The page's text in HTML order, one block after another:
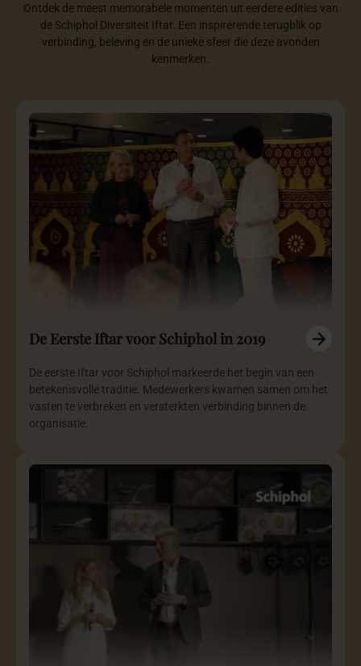
Ontdek de meest memorabele momenten uit eerdere edities van
de Schiphol Diversiteit Iftar. Een inspirerende terugblik op
verbinding, beleving en de unieke sfeer die deze avonden
kenmerken.
De Eerste Iftar voor Schiphol in 2019
De eerste Iftar voor Schiphol markeerde het begin van een
betekenisvolle traditie. Medewerkers kwamen samen om het
vasten te verbreken en versterkten verbinding binnen de
organisatie.